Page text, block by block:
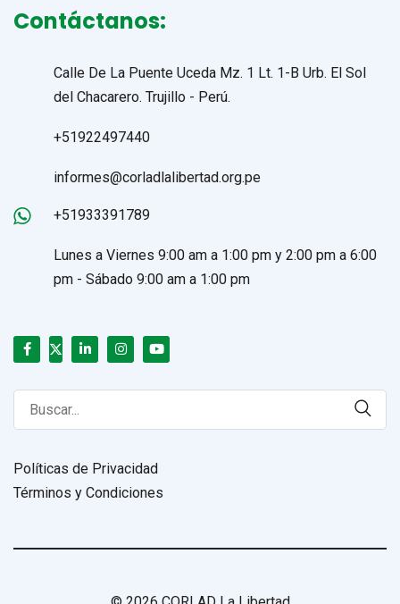
Contáctanos:
Calle De La Puente Uceda Mz. 1 Lt. 1-B Urb. El Sol
del Chacarero. Trujillo - Perú.
+51922497440
informes@corladlalibertad.org.pe
+51933391789
Lunes a Viernes 9:00 am a 1:00 pm y 2:00 pm a 6:00
pm - Sábado 9:00 am a 1:00 pm
Search
for:
Políticas de Privacidad
Términos y Condiciones